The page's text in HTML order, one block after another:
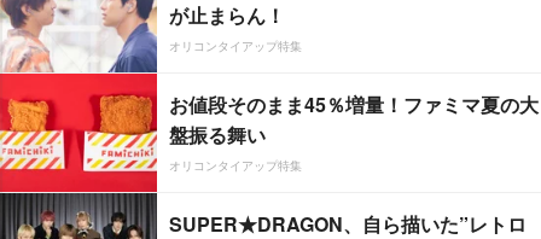
が止まらん！
オリコンタイアップ特集
お値段そのまま45％増量！ファミマ夏の大
盤振る舞い
オリコンタイアップ特集
SUPER★DRAGON、自ら描いた”レトロ